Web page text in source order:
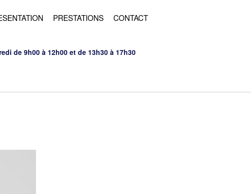
PRESTATIONS CONTACT
de 9h00 à 12h00 et de 13h30 à 17h30